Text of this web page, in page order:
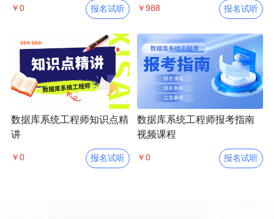
￥0 报名试听 ￥988 报名试听
数据库系统工程师知识点精
讲
￥0 报名试听
数据库系统工程师报考指南
视频课程
￥0 报名试听